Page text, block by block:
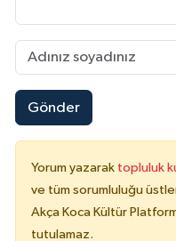
Gönder
Yorum yazarak topluluk
ve tüm sorumluluğu
Akça Koca Kültür
tutulamaz.